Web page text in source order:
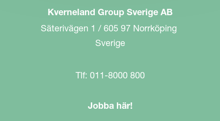
Kverneland Group Sverige AB
Säterivägen 1 / 605 97 Norrköping
Sverige
Tlf: 011-8000 800
Jobba här!